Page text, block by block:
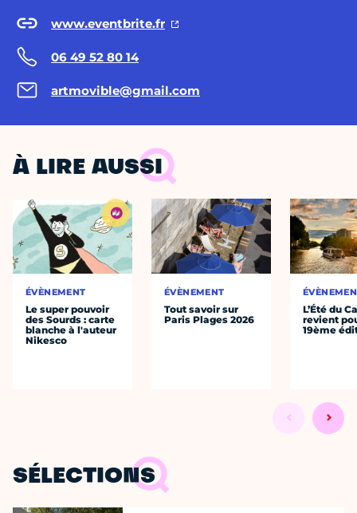
www.eventbrite.fr
06 49 52 80 14
artmovible@gmail.com
À LIRE AUSSI
ÉVÈNEMENT
Le super pouvoir
des Sourds : carte
blanche à l'auteur
Nikesco
ÉVÈNEMENT
Tout savoir sur
Paris Plages 2026
L’Été du
revient
19ème
SÉLECTIONS